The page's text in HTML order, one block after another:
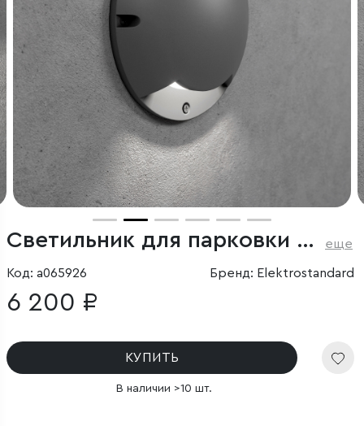
Светильник для парковки светодиодный Park серый еще
Код: a065926 Бренд: Elektrostandard
6 200 ₽
КУПИТЬ
В наличии >10 шт.